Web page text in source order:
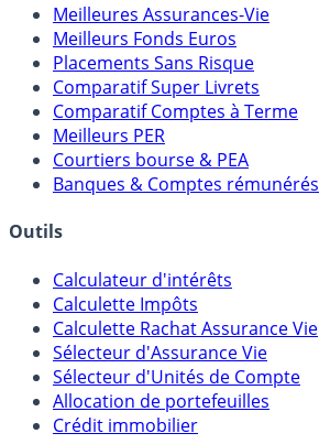
Meilleures Assurances-Vie
Meilleurs Fonds Euros
Placements Sans Risque
Comparatif Super Livrets
Comparatif Comptes à Terme
Meilleurs PER
Courtiers bourse & PEA
Banques & Comptes rémunérés
Outils
Calculateur d'intérêts
Calculette Impôts
Calculette Rachat Assurance Vie
Sélecteur d'Assurance Vie
Sélecteur d'Unités de Compte
Allocation de portefeuilles
Crédit immobilier